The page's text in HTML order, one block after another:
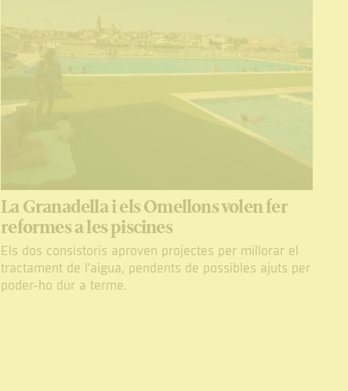
La Granadella i els Omellons volen fer
reformes a les piscines
Els dos consistoris aproven projectes per millorar el
tractament de l'aigua, pendents de possibles ajuts per
poder-ho dur a terme.